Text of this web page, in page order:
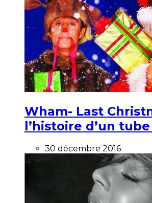
Wham- Last
l’histoire d’un
30 décembre 2016